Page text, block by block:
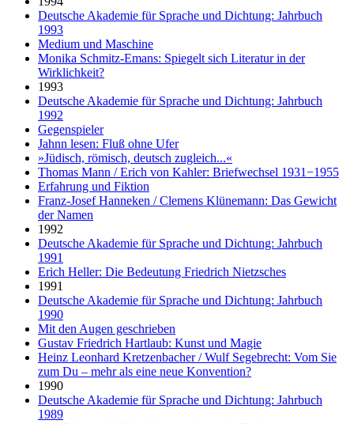
Deutsche Akademie für Sprache und Dichtung: Jahrbuch
1993
Medium und Maschine
Monika Schmitz-Emans: Spiegelt sich Literatur in der
Wirklichkeit?
1993
Deutsche Akademie für Sprache und Dichtung: Jahrbuch
1992
Gegenspieler
Jahnn lesen: Fluß ohne Ufer
»Jüdisch, römisch, deutsch zugleich...«
Thomas Mann / Erich von Kahler: Briefwechsel 1931−1955
Erfahrung und Fiktion
Franz-Josef Hanneken / Clemens Klünemann: Das Gewicht
der Namen
1992
Deutsche Akademie für Sprache und Dichtung: Jahrbuch
1991
Erich Heller: Die Bedeutung Friedrich Nietzsches
1991
Deutsche Akademie für Sprache und Dichtung: Jahrbuch
1990
Mit den Augen geschrieben
Gustav Friedrich Hartlaub: Kunst und Magie
Heinz Leonhard Kretzenbacher / Wulf Segebrecht: Vom Sie
zum Du – mehr als eine neue Konvention?
1990
Deutsche Akademie für Sprache und Dichtung: Jahrbuch
1989